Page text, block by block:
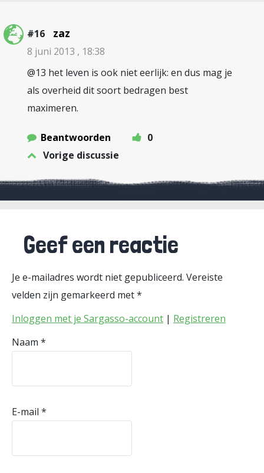
#16 zaz
8 juni 2013 , 18:38
@13 het leven is ook niet eerlijk: en dus mag je
als overheid dit soort bedragen best
maximeren.
Beantwoorden
0
Vorige discussie
Geef een reactie
Je e-mailadres wordt niet gepubliceerd. Vereiste
velden zijn gemarkeerd met*
Inloggen met je Sargasso-account | Registreren
Naam *
E-mail *